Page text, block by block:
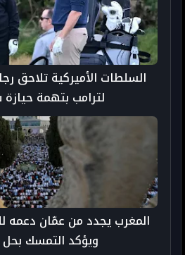
السلطات الأميركية تلاحق
لترامب بتهمة
المغرب يجدد من عمّان دعمه
ويؤكد التمسك بحل